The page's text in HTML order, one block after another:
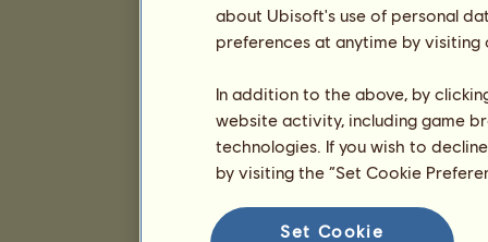
about Ubisoft's use of personal
preferences at anytime by
In addition to the above, by
website activity, including game
technologies. If you wish to
by visiting the “Set Cookie
Set Cookie